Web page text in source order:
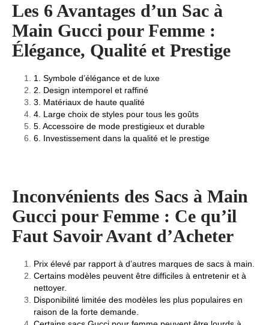
Les 6 Avantages d’un Sac à
Main Gucci pour Femme :
Élégance, Qualité et Prestige
1. Symbole d’élégance et de luxe
2. Design intemporel et raffiné
3. Matériaux de haute qualité
4. Large choix de styles pour tous les goûts
5. Accessoire de mode prestigieux et durable
6. Investissement dans la qualité et le prestige
Inconvénients des Sacs à Main
Gucci pour Femme : Ce qu’il
Faut Savoir Avant d’Acheter
Prix élevé par rapport à d’autres marques de sacs à main.
Certains modèles peuvent être difficiles à entretenir et à
nettoyer.
Disponibilité limitée des modèles les plus populaires en
raison de la forte demande.